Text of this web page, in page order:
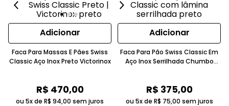
Adicionar
Faca Para Massas E Pães Swiss
Classic Aço Inox Preto Victorinox
R$ 470,00
ou 5x de R$ 94,00 sem juros
Adicionar
Faca Para Pão Swiss Classic Em
Aço Inox Serrilhada Chumbo
R$ 375,00
ou 5x de R$ 75,00 sem juros